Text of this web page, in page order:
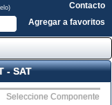
Contacto
Agregar a favoritos
- SAT
Seleccione Componente